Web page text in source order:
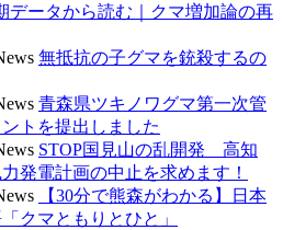
データから読む｜クマ増加論の再
無抵抗の子グマを銃殺するの
青森県ツキノワグマ第一次管
トを提出しました
STOP国見山の乱開発 高知
発電計画の中止を求めます！
【30分で熊森がわかる】日本
クマともりとひと」